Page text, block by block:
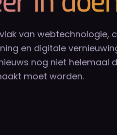
van webtechnologie,
en digitale
nog niet helemaal
moet worden.